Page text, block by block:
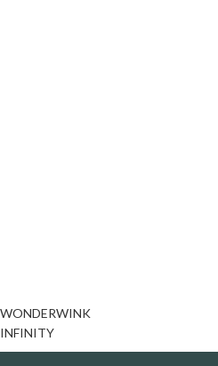
WONDERWINK
INFINITY